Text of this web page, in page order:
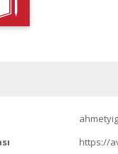
https://